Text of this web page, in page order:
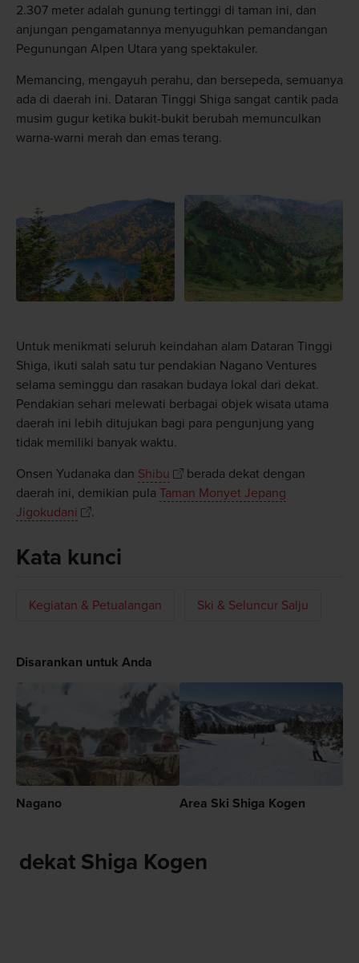
2.307 meter adalah gunung tertinggi di taman ini, dan
anjungan pengamatannya menyuguhkan pemandangan
Pegunungan Alpen Utara yang spektakuler.
Memancing, mengayuh perahu, dan bersepeda, semuanya
ada di daerah ini. Dataran Tinggi Shiga sangat cantik pada
musim gugur ketika bukit-bukit berubah memunculkan
warna-warni merah dan emas terang.
Untuk menikmati seluruh keindahan alam Dataran Tinggi
Shiga, ikuti salah satu tur pendakian Nagano Ventures
selama seminggu dan rasakan budaya lokal dari dekat.
Pendakian sehari melewati berbagai objek wisata utama
daerah ini lebih ditujukan bagi para pengunjung yang
tidak memiliki banyak waktu.
Onsen Yudanaka dan Shibu
berada dekat dengan
daerah ini, demikian pula Taman Monyet Jepang
Jigokudani
.
Kata kunci
Kegiatan & Petualangan Ski & Seluncur Salju
Disarankan untuk Anda
Nagano Area Ski Shiga Kogen
dekat Shiga Kogen